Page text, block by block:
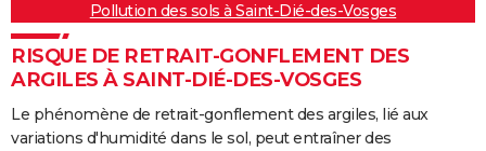
Pollution des sols à Saint-Dié-des-Vosges
RISQUE DE RETRAIT-GONFLEMENT DES
ARGILES À SAINT-DIÉ-DES-VOSGES
Le phénomène de retrait-gonflement des argiles, lié aux
variations d'humidité dans le sol, peut entraîner des